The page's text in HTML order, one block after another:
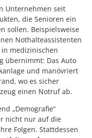
Unternehmen seit
die Senioren ein
sollen. Beispielsweise
Nothalteassistenten
medizinischen
übernimmt: Das Auto
und manövriert
wo es sicher
einen Notruf ab.
„Demografie“
nicht nur auf die
Folgen. Stattdessen